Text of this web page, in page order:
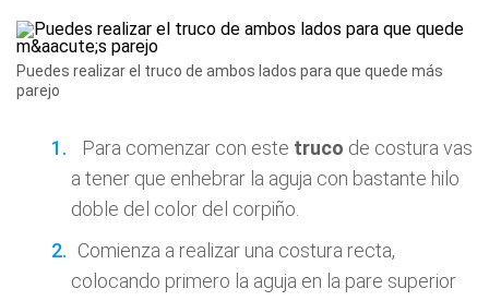
Puedes realizar el truco de ambos lados para que quede más
parejo
Para comenzar con este truco de costura vas
a tener que enhebrar la aguja con bastante hilo
doble del color del corpiño.
Comienza a realizar una costura recta,
colocando primero la aguja en la pare superior